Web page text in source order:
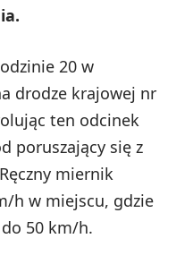
20 w
drodze krajowej nr
ten odcinek
poruszający się z
miernik
h w miejscu, gdzie
50 km/h.